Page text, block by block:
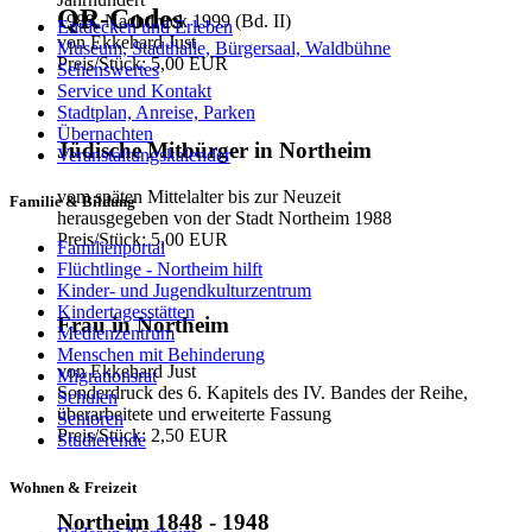
QR-Codes
1989, Nachdruck 1999 (Bd. II)
von Ekkehard Just
Preis/Stück: 5,00 EUR
Jüdische Mitbürger in Northeim
vom späten Mittelalter bis zur Neuzeit
herausgegeben von der Stadt Northeim 1988
Preis/Stück: 5,00 EUR
Frau in Northeim
von Ekkehard Just
Sonderdruck des 6. Kapitels des IV. Bandes der Reihe,
überarbeitete und erweiterte Fassung
Preis/Stück: 2,50 EUR
Northeim 1848 - 1948
Entdecken und Erleben
Museum, Stadthalle, Bürgersaal, Waldbühne
Sehenswertes
Service und Kontakt
Stadtplan, Anreise, Parken
Übernachten
Veranstaltungskalender
Familie & Bildung
Familienportal
Flüchtlinge - Northeim hilft
Kinder- und Jugendkulturzentrum
Kindertagesstätten
Medienzentrum
Menschen mit Behinderung
Migrationsrat
Schulen
Senioren
Studierende
Wohnen & Freizeit